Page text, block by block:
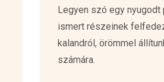
Legyen szó egy nyugodt
ismert részeinek
kalandról, örömmel
számára.